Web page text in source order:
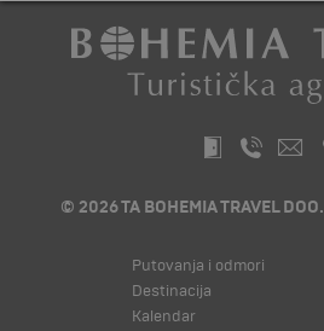
© 2026 TA BOHEMIA TRAVEL DOO.
Putovanja i odmori
Destinacija
Kalendar